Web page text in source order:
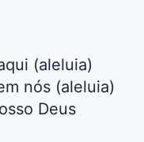
(aleluia)
nós (aleluia)
Deus